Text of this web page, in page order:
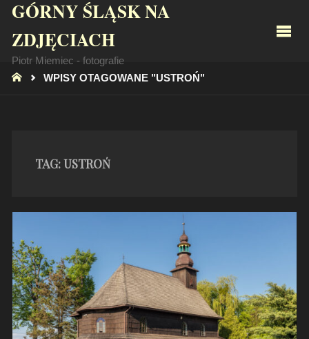
GÓRNY ŚLĄSK NA
ZDJĘCIACH
Piotr Miemiec - fotografie
STRONA
WPISY OTAGOWANE "USTROŃ"
TAG:USTROŃ